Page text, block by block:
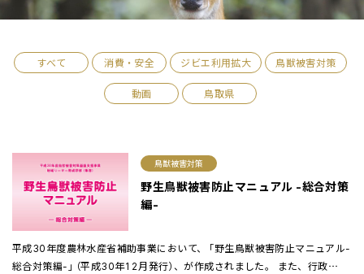
すべて 消費・安全 ジビエ利用拡大 鳥獣被害対策
動画 鳥取県
鳥獣被害対策
野生鳥獣被害防止マニュアル -総合対策
編-
平成30年度農林水産省補助事業において、「野生鳥獣被害防止マニュアル-
総合対策編-」（平成30年12月発行）、が作成されました。 また、行政…